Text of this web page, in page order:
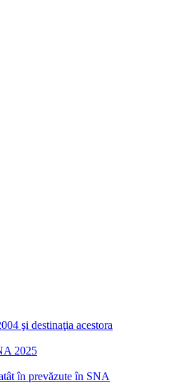
şi destinaţia acestora
2025
în prevăzute în SNA